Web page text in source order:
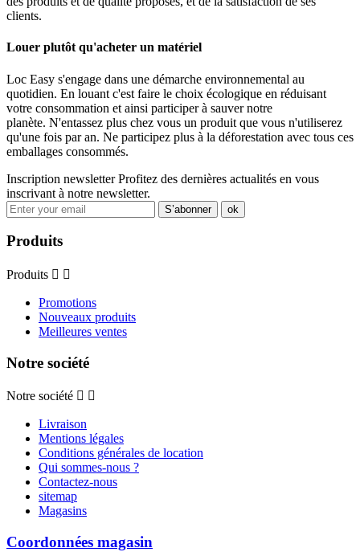
clients.
Louer plutôt qu'acheter un matériel
Loc Easy s'engage dans une démarche environnemental au
quotidien. En louant c'est faire le choix écologique en réduisant
votre consommation et ainsi participer à sauver notre
planète. N'entassez plus chez vous un produit que vous n'utiliserez
qu'une fois par an. Ne participez plus à la déforestation avec tous ces
emballages consommés.
Inscription newsletter Profitez des dernières actualités en vous
inscrivant à notre newsletter.
Produits
Produits  
Promotions
Nouveaux produits
Meilleures ventes
Notre société
Notre société  
Livraison
Mentions légales
Conditions générales de location
Qui sommes-nous ?
Contactez-nous
sitemap
Magasins
Coordonnées magasin